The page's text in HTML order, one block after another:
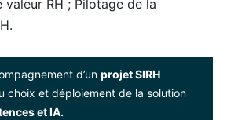
RH ; Pilotage de la
d’un projet SIRH
choix et déploiement de la solution
et IA.